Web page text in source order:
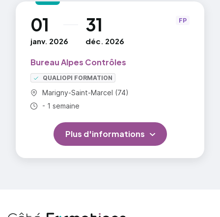
01
janv. 2026
au 31
déc. 2026
Bureau Alpes Contrôles
QUALIOPI FORMATION
Commune :
Marigny-Saint-Marcel (74)
Durée totale :
- 1 semaine
FP
Plus d'informations